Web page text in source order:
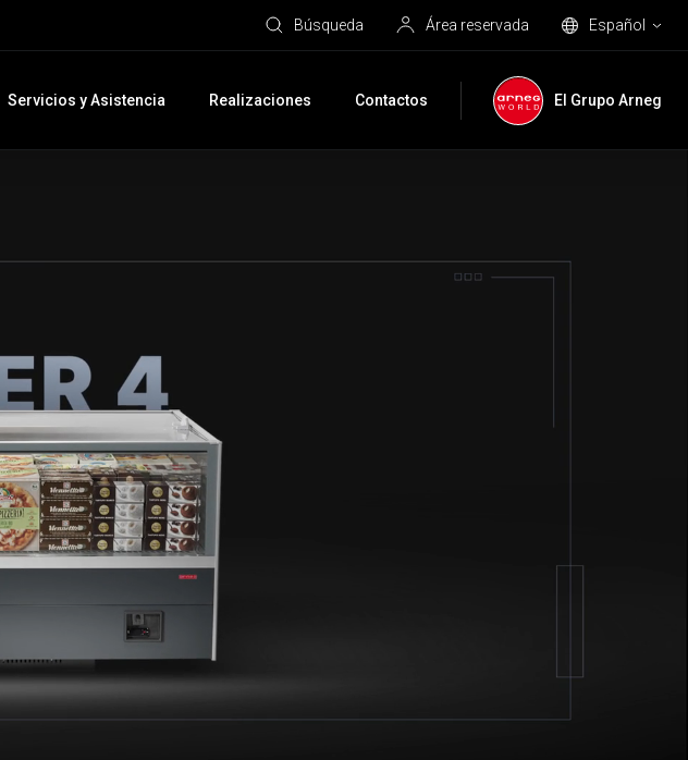
Búsqueda Área reservada Español
Servicios y Asistencia Realizaciones Contactos El Grupo Arneg